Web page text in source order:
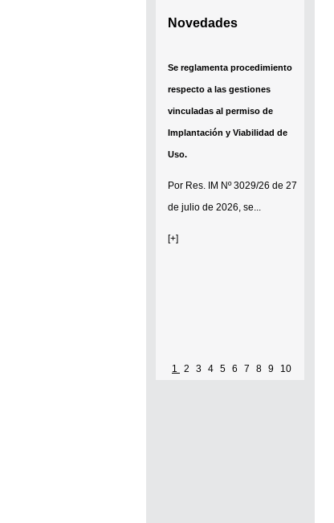
Novedades
Se establece que estarán
exonerados del pago de tasas y
sellados los establecimientos
que soliciten el reconocimiento
como Espacio Cultural
Por...
[+]
1 2 3 4 5 6 7 8 9 10